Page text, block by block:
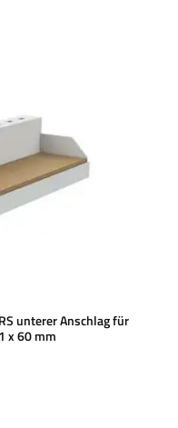
unterer Anschlag für
x 60 mm